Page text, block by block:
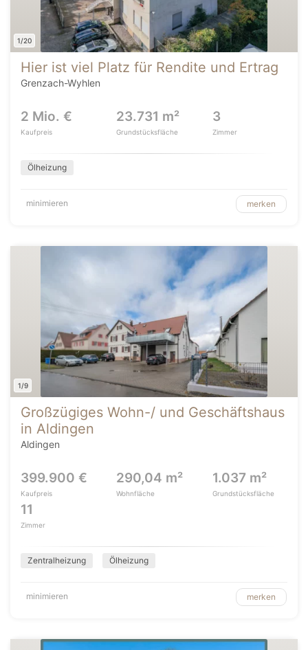
1/20
Hier ist viel Platz für Rendite und Ertrag
Grenzach-Wyhlen
2 Mio. €
Kaufpreis
23.731 m²
Grundstücksfläche
3
Zimmer
Ölheizung
minimieren merken
1/9
Großzügiges Wohn-/ und Geschäftshaus
in Aldingen
Aldingen
399.900 €
Kaufpreis
290,04 m²
Wohnfläche
1.037 m²
Grundstücksfläche
11
Zimmer
Zentralheizung Ölheizung
minimieren merken